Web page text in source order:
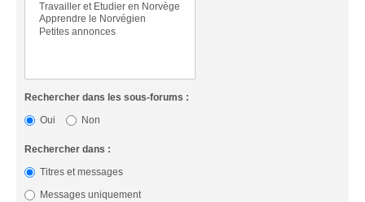
Rechercher dans les sous-forums :
Oui
Non
Rechercher dans :
Titres et messages
Messages uniquement